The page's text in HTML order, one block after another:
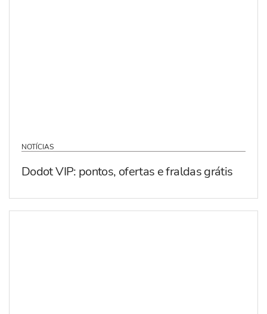
NOTÍCIAS
Dodot VIP: pontos, ofertas e fraldas grátis